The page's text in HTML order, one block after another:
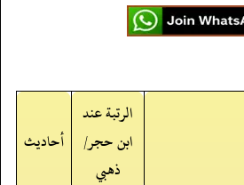
الرتبة عند
ابن حجر/
ذهبي
أحاديث